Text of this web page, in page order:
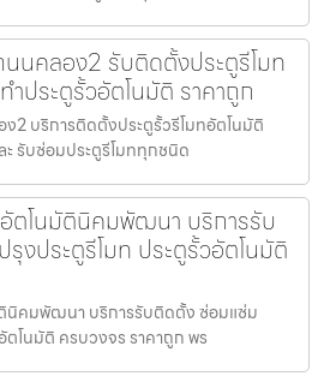
นนคลอง2 รับติดตั้งประตูรีโมท
ประตูรั้วอัตโนมัติ ราคาถูก
2 บริการติดตั้งประตูรั้วรีโมทอัตโนมัติ
ะ รับซ่อมประตูรีโมททุกชนิด
ตโนมัตินิคมพัฒนา บริการรับ
งประตูรีโมท ประตูรั้วอัตโนมัติ
นิคมพัฒนา บริการรับติดตั้ง ซ่อมแซ่ม
โนมัติ ครบวงจร ราคาถูก พร